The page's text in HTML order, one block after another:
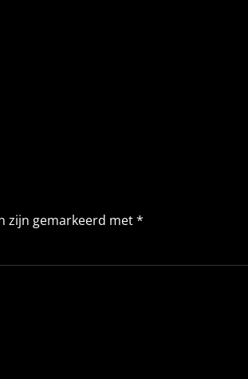
zijn gemarkeerd met*